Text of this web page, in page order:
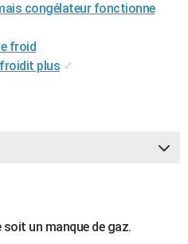
congélateur fonctionne
froid
plus ✓
un manque de gaz.